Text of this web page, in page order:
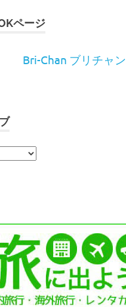
ページ
Bri-Chan ブリチャン